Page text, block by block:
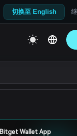
切换至 English
Wallet App